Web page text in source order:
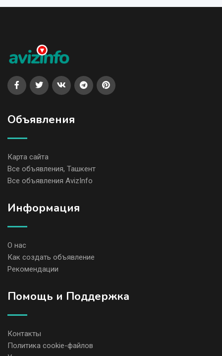
Объявления
Карта сайта
Все объявления, Ташкент
Все объявления AvizInfo
Информация
О нас
Как создать объявление
Рекомендации
Помощь и Поддержка
Контакты
Политика cookie-файлов